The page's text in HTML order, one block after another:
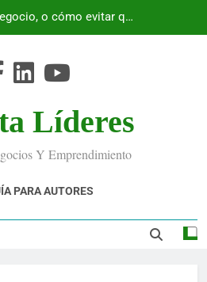
o cómo evitar que
Líderes
Y Emprendimiento
PARA AUTORES